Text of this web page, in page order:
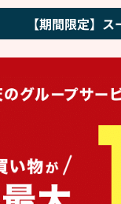
【期間限定】